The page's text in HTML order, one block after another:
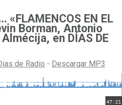
«FLAMENCOS EN EL
Borman, Antonio
en DÍAS DE
de Radio - Descargar MP3
47:21